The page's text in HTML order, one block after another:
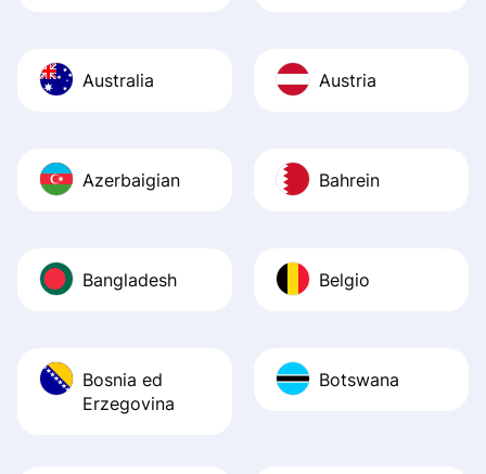
Australia Austria
Azerbaigian Bahrein
Bangladesh Belgio
Bosnia ed
Erzegovina
Botswana